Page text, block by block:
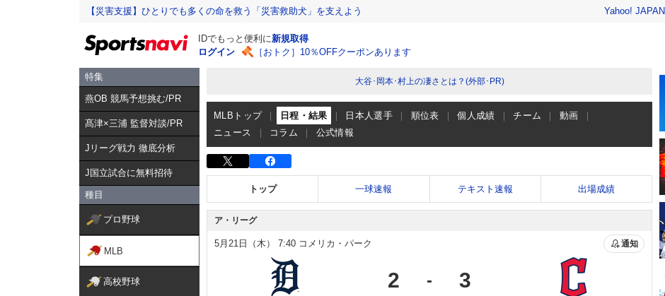
【災害支援】ひとりでも多くの命を救う「災害救助犬」を支えよう Yahoo! JAPAN
IDでもっと便利に新規取得
ログイン
［おトク］10％OFFクーポンあります
特集
燕OB 競馬予想挑む/PR
髙津×三浦 監督対談/PR
Jリーグ戦力 徹底分析
J国立試合に無料招待
種目
プロ野球
MLB
高校野球
大谷･岡本･村上の凄さとは？(外部･PR)
MLBトップ 日程・結果 日本人選手 順位表 個人成績 チーム
動画
ニュース
コラム 公式情報
トップ 一球速報 テキスト速報 出場成績
ア・リーグ
5月21日（木） 7:40 コメリカ・パーク 通知
2 - 3